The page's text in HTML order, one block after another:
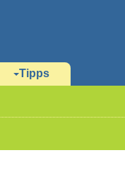
Tipps